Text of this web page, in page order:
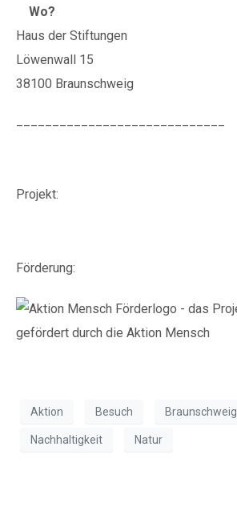
Wo?
Haus der Stiftungen
Löwenwall 15
38100 Braunschweig
Projekt:
Förderung:
Aktion Besuch Braunschweig
Nachhaltigkeit Natur